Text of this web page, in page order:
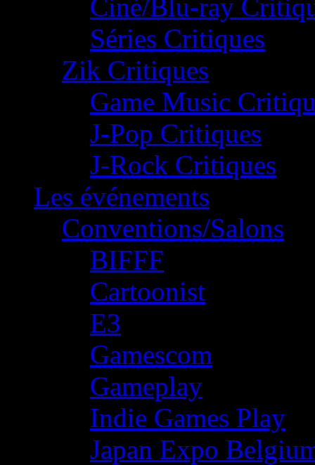
Ciné/Blu-ray
Séries Critiques
Zik Critiques
Game Music
J-Pop Critiques
J-Rock Critiques
Les événements
Conventions/Salons
BIFFF
Cartoonist
E3
Gamescom
Gameplay
Indie Games Play
Japan Expo